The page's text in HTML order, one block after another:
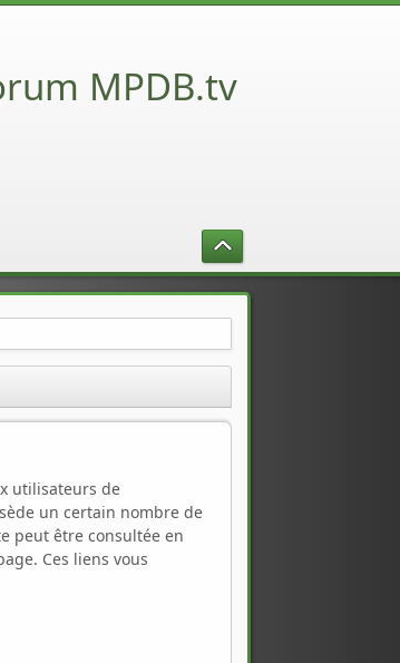
MPDB.tv
utilisateurs de
un certain nombre de
peut être consultée en
Ces liens vous